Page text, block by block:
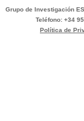
Grupo de Investigación
Teléfono: +34
Política de